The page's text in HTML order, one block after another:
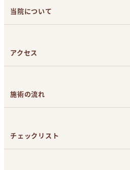
当院について
アクセス
施術の流れ
チェックリスト